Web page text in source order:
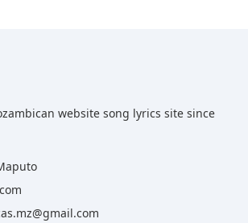
website song lyrics site since